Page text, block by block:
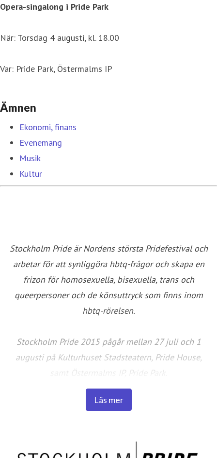
Opera-singalong i Pride Park
När: Torsdag 4 augusti, kl. 18.00
Var: Pride Park, Östermalms IP
Ämnen
Ekonomi, finans
Evenemang
Musik
Kultur
Stockholm Pride är Nordens största Pridefestival och
arbetar för att synliggöra hbtq-frågor och skapa en
frizon för homosexuella, bisexuella, trans och
queerpersoner och de könsuttryck som finns inom
hbtq-rörelsen.
Stockholm Pride 2015 pågår mellan 27 juli och 1
augusti på Kulturhuset Stadsteatern, Pride House,
samt Östermalms IP, Pride Park.
www.stockholmpride.org
Följ oss på
Läs mer